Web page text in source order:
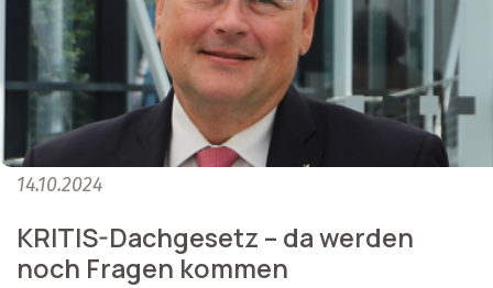
14.10.2024
KRITIS-Dachgesetz – da werden
noch Fragen kommen